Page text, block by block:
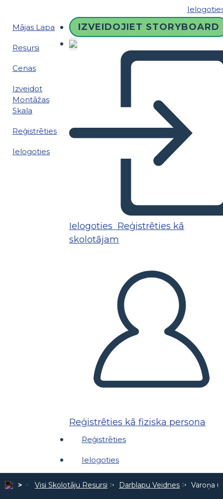
Mājas Lapa
Resursi
Cenas
Izveidot
Montāžas
Skala
Reģistrēties
Ielogoties
IZVEIDOJIET STORYBOARD
Ielogoties Reģistrēties kā
skolotājam
Reģistrēties kā fiziska persona
Reģistrēties
Ielogoties
Visi Skolotāju Resursi Darblapu Veidnes Varoņa